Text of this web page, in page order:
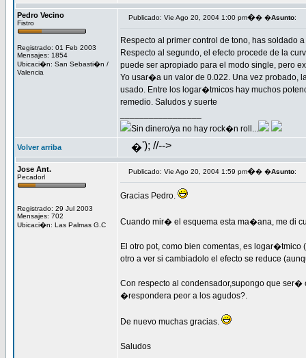
Pedro Vecino
Fistro
Registrado: 01 Feb 2003
Mensajes: 1854
Ubicaci�n: San Sebasti�n /
Valencia
Publicado: Vie Ago 20, 2004 1:00 pm�� �Asunto:
Respecto al primer control de tono, has soldado
Respecto al segundo, el efecto procede de la
puede ser apropiado para el modo single, pero
Yo usar�a un valor de 0.022. Una vez probado,
usado. Entre los logar�tmicos hay muchos
remedio. Saludos y suerte
Sin dinero/ya no hay rock�n roll...
Volver arriba �'); //-->
Jose Ant.
Pecadorl
Registrado: 29 Jul 2003
Mensajes: 702
Ubicaci�n: Las Palmas G.C
Publicado: Vie Ago 20, 2004 1:59 pm�� �Asunto:
Gracias Pedro.
Cuando mir� el esquema esta ma�ana, me di
El otro pot, como bien comentas, es
otro a ver si cambiadolo el efecto se reduce
Con respecto al condensador,supongo que
�respondera peor a los agudos?.
De nuevo muchas gracias.
Saludos